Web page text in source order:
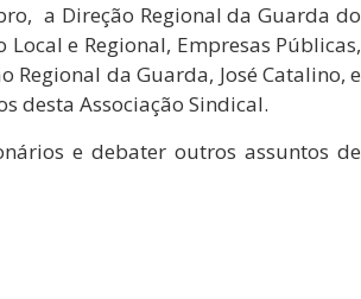
a Direção Regional da Guarda do
e Regional, Empresas Públicas,
Regional da Guarda, José Catalino, e
desta Associação Sindical.
e debater outros assuntos de